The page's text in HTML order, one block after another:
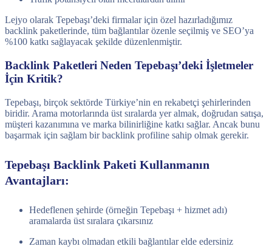
Lejyo olarak Tepebaşı’deki firmalar için özel hazırladığımız
backlink paketlerinde, tüm bağlantılar özenle seçilmiş ve SEO’ya
%100 katkı sağlayacak şekilde düzenlenmiştir.
Backlink Paketleri Neden Tepebaşı’deki İşletmeler
İçin Kritik?
Tepebaşı, birçok sektörde Türkiye’nin en rekabetçi şehirlerinden
biridir. Arama motorlarında üst sıralarda yer almak, doğrudan satışa,
müşteri kazanımına ve marka bilinirliğine katkı sağlar. Ancak bunu
başarmak için sağlam bir backlink profiline sahip olmak gerekir.
Tepebaşı Backlink Paketi Kullanmanın
Avantajları:
Hedeflenen şehirde (örneğin Tepebaşı + hizmet adı)
aramalarda üst sıralara çıkarsınız
Zaman kaybı olmadan etkili bağlantılar elde edersiniz